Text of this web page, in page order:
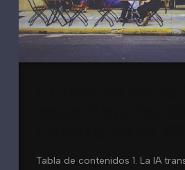
Tabla de contenidos 1. La IA